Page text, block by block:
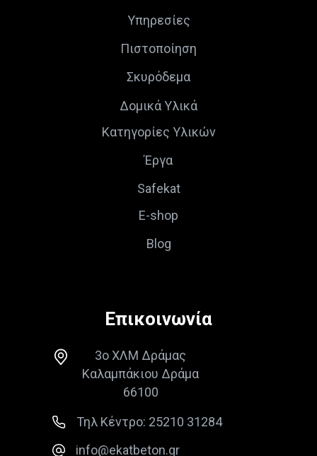
Υπηρεσίες
Πιστοποίηση
Σκυρόδεμα
Δομικά Υλικά
Κατηγορίες Υλικών
Έργα
Safekat
E-shop
Blog
Επικοινωνία
3ο ΧΛΜ Δράμας
Καλαμπάκιου Δράμα
66100
Τηλ Κέντρο: 25210 31284
info@ekatbeton.gr